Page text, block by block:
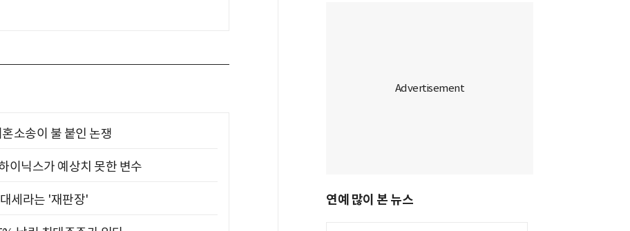
소송이 불 붙인 논쟁
닉스가 예상치 못한 변수
세라는 '재판장' 연예 많이 본 뉴스